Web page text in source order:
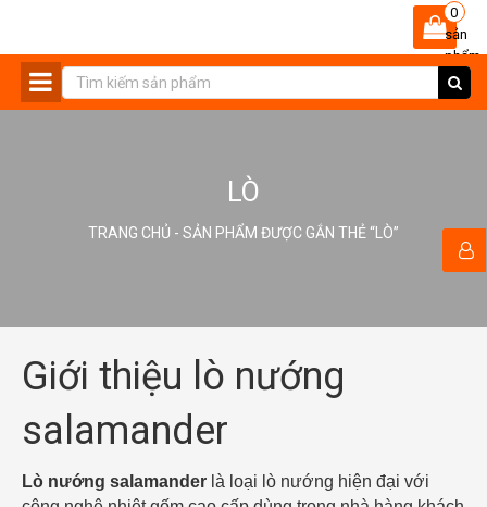
0
sản
phẩm
LÒ
TRANG CHỦ - SẢN PHẨM ĐƯỢC GẮN THẺ “LÒ”
Giới thiệu lò nướng
salamander
Lò nướng salamander là loại lò nướng hiện đại với